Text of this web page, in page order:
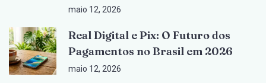
maio 12, 2026
Real Digital e Pix: O Futuro dos
Pagamentos no Brasil em 2026
maio 12, 2026